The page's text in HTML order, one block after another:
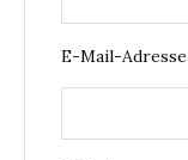
E-Mail-Adresse